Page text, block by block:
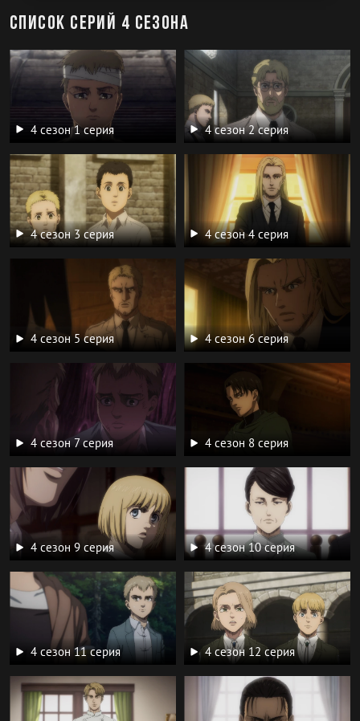
Список серий 4 сезона
4 сезон 1 серия 4 сезон 2 серия
4 сезон 3 серия 4 сезон 4 серия
4 сезон 5 серия 4 сезон 6 серия
4 сезон 7 серия 4 сезон 8 серия
4 сезон 9 серия 4 сезон 10 серия
4 сезон 11 серия 4 сезон 12 серия